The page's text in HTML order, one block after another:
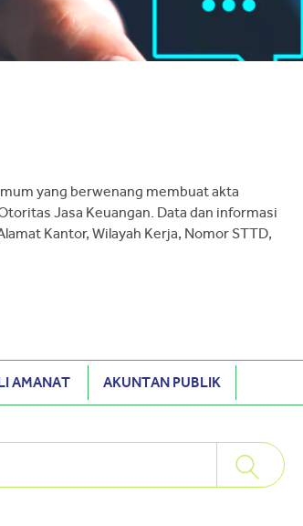
yang berwenang membuat akta
Jasa Keuangan. Data dan informasi
Kantor, Wilayah Kerja, Nomor STTD,
AMANAT AKUNTAN PUBLIK